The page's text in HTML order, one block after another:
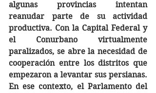
algunas provincias intentan
reanudar parte de su actividad
productiva. Con la Capital Federal y
el Conurbano virtualmente
paralizados, se abre la necesidad de
cooperación entre los distritos que
empezaron a levantar sus persianas.
En ese contexto, el Parlamento del